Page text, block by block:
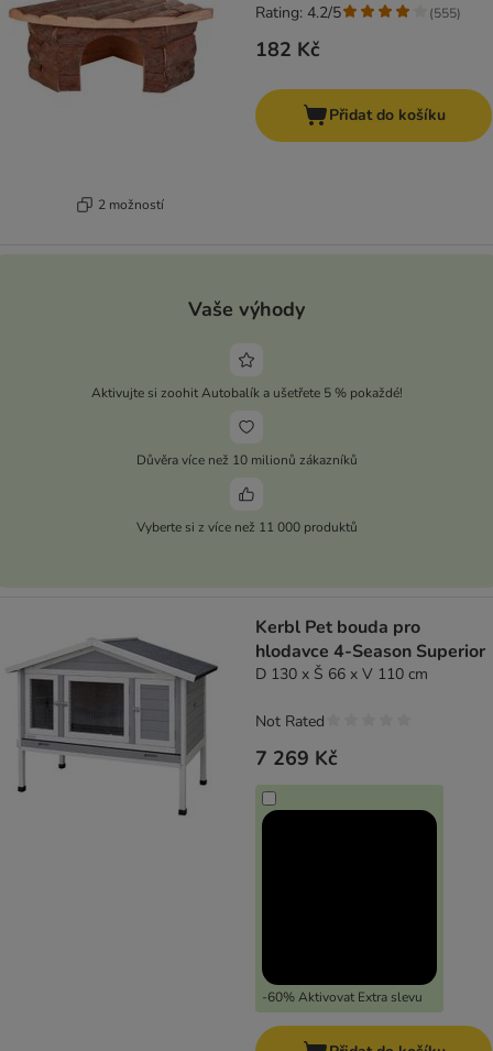
2 možností
182 Kč
Rating: 4.2/5 (555)
Přidat do košíku
Vaše výhody
Aktivujte si zoohit Autobalík a ušetřete 5 % pokaždé!
Důvěra více než 10 milionů zákazníků
Vyberte si z více než 11 000 produktů
Kerbl Pet bouda pro
hlodavce 4-Season Superior
D 130 x Š 66 x V 110 cm
7 269 Kč
-60% Aktivovat Extra slevu
Not Rated